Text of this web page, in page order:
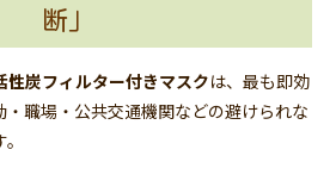
断」
性炭フィルター付きマスクは、最も即効
職場・公共交通機関などの避けられな